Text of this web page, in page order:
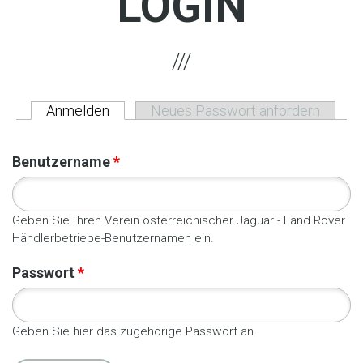
Anmelden (aktiver Reiter)
Neues Passwort anfordern
Benutzername*
Geben Sie Ihren Verein österreichischer Jaguar - Land Rover
Händlerbetriebe-Benutzernamen ein.
Passwort *
Geben Sie hier das zugehörige Passwort an.